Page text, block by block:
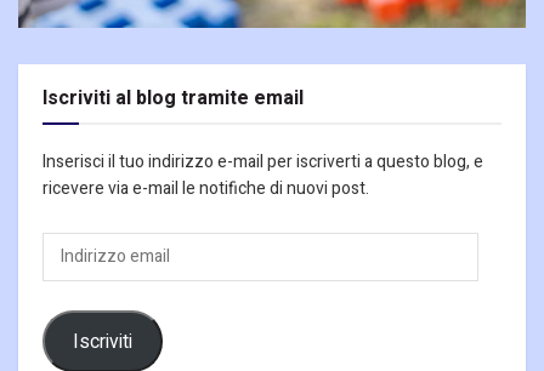
Iscriviti al blog tramite email
Inserisci il tuo indirizzo e-mail per iscriverti a questo blog, e
ricevere via e-mail le notifiche di nuovi post.
Indirizzo
email
Iscriviti